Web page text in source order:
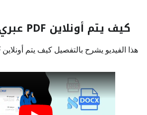
كيف يتم أونلاين PDF عبري إلى وورد ؟
هذا الفيديو يشرح بالتفصيل كيف يتم أونلاين PDF عبري إلى وورد.